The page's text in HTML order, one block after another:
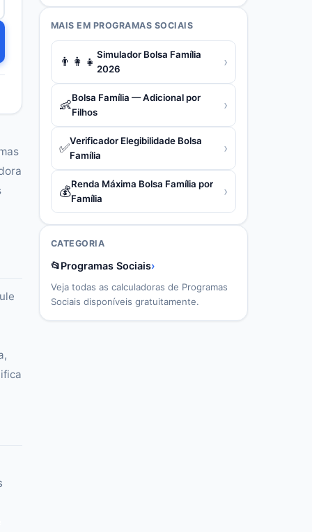
MAIS EM PROGRAMAS SOCIAIS
👨‍👩‍👧 Simulador Bolsa Família
2026
›
👶Bolsa Família — Adicional por
Filhos
›
✅Verificador Elegibilidade Bolsa
Família
›
💰Renda Máxima Bolsa Família por
Família
›
CATEGORIA
📂Programas Sociais›
Veja todas as calculadoras de Programas
Sociais disponíveis gratuitamente.